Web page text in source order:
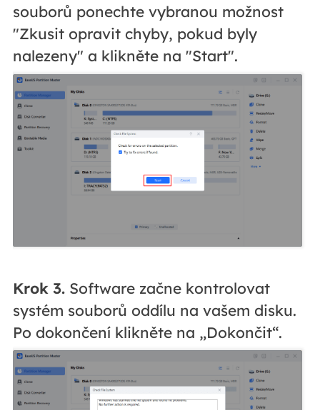
souborů ponechte vybranou možnost
"Zkusit opravit chyby, pokud byly
nalezeny" a klikněte na "Start".
Krok 3.Software začne kontrolovat
systém souborů oddílu na vašem disku.
Po dokončení klikněte na „Dokončit“.